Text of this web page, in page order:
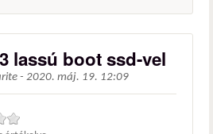
lassú boot ssd-vel
- 2020. máj. 19. 12:09